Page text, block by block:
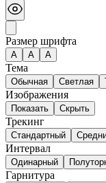
Размер шрифта
А A A
Тема
Обычная Светлая
Изображения
Показать Скрыть
Трекинг
Стандартный
Интервал
Одинарный
Гарнитура